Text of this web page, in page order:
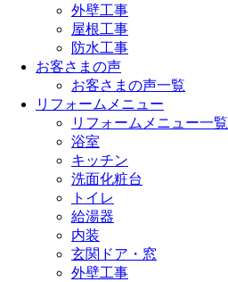
外壁工事
屋根工事
防水工事
お客さまの声
お客さまの声一覧
リフォームメニュー
リフォームメニュー一覧
浴室
キッチン
洗面化粧台
トイレ
給湯器
内装
玄関ドア・窓
外壁工事